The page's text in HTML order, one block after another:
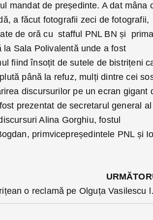
mandat de președinte. A dat mâna
a făcut fotografii zeci de fotografii,
de oră cu stafful PNL BN și
Sala Polivalentă unde a fost
fiind însoțit de sutele de bistrițeni
până la refuz, mulți dintre cei
discursurilor pe un ecran gigant
prezentat de secretarul general al
Alina Gorghiu, fostul
primvicepreședintele PNL și
Un deputat